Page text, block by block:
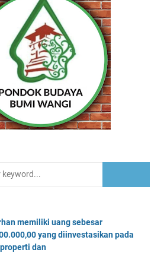
memiliki uang sebesar
yang diinvestasikan pada
dan